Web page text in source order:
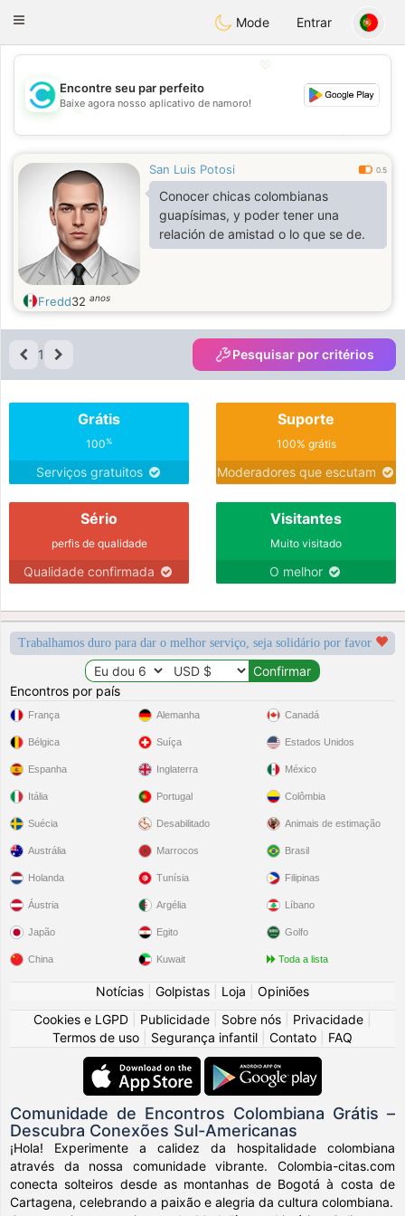
olombiaCitas
Toggle
Mode Entrar
💖
💕
Encontre seu par perfeito
Baixe agora nosso aplicativo de namoro!
San Luis Potosi 0.5
Conocer chicas colombianas
guapísimas, y poder tener una
relación de amistad o lo que se de.
Fredd32 anos
1 Pesquisar por critérios
Grátis
100%
Serviços gratuitos
Suporte
100% grátis
Moderadores que escutam
Sério
perfis de qualidade
Qualidade confirmada
Visitantes
Muito visitado
O melhor
Trabalhamos duro para dar o melhor serviço, seja solidário por favor
Encontros por país
França
Bélgica
Espanha
Itália
Suécia
Alemanha
Suíça
Inglaterra
Portugal
Desabilitado
Canadá
Estados Unidos
México
Colômbia
Animais de estimação
Austrália
Holanda
Áustria
Japão
China
Marrocos
Tunísia
Argélia
Egito
Kuwait
Brasil
Filipinas
Líbano
Golfo
Toda a lista
Notícias Golpistas Loja
Opiniões
Cookies e LGPD
Publicidade Sobre nós Privacidade
Termos de uso
Segurança infantil Contato FAQ
Comunidade de Encontros Colombiana Grátis –
Descubra Conexões Sul-Americanas
¡Hola! Experimente a calidez da hospitalidade colombiana
através da nossa comunidade vibrante. Colombia-citas.com
conecta solteiros desde as montanhas de Bogotá à costa de
Cartagena, celebrando a paixão e alegria da cultura colombiana.